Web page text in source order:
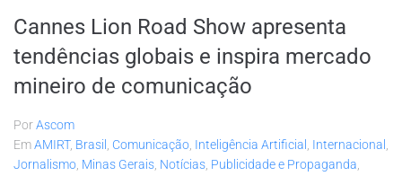
Cannes Lion Road Show apresenta
tendências globais e inspira mercado
mineiro de comunicação
PorAscom
EmAMIRT, Brasil Comunicação Inteligência Artificial Internacional
Jornalismo Minas Gerais Notícias Publicidade e Propaganda